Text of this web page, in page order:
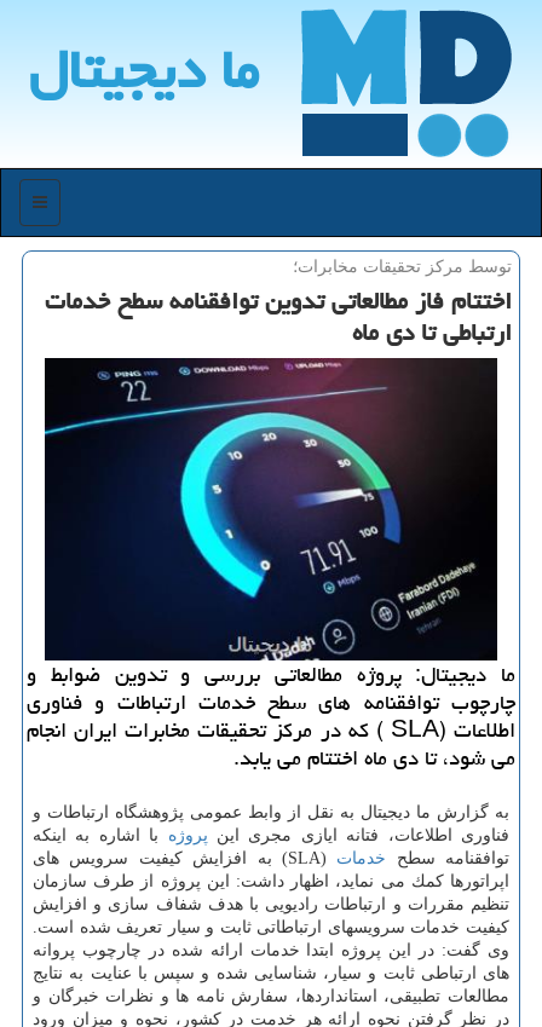
ما دیجیتال
منو
توسط مركز تحقیقات مخابرات؛
اختتام فاز مطالعاتی تدوین توافقنامه سطح خدمات
ارتباطی تا دی ماه
ما دیجیتال: پروژه مطالعاتی بررسی و تدوین ضوابط و
چارچوب توافقنامه های سطح خدمات ارتباطات و فناوری
اطلاعات (SLA ) كه در مركز تحقیقات مخابرات ایران انجام
می شود، تا دی ماه اختتام می یابد.
به گزارش ما دیجیتال به نقل از وابط عمومی پژوهشگاه ارتباطات و
فناوری اطلاعات، فتانه ایازی مجری این پروژه با اشاره به اینكه
توافقنامه سطح خدمات
(SLA) به افزایش كیفیت سرویس های
اپراتورها كمك می نماید، اظهار داشت: این پروژه از طرف سازمان
تنظیم مقررات و ارتباطات رادیویی با هدف شفاف سازی و افزایش
كیفیت خدمات سرویس‏های ارتباطاتی ثابت و سیار تعریف شده است.
وی گفت: در این پروژه ابتدا خدمات ارائه شده در چارچوب پروانه
های ارتباطی ثابت و سیار، شناسایی شده و سپس با عنایت به نتایج
مطالعات تطبیقی، استانداردها، سفارش نامه ‏ها و نظرات خبرگان و
در نظر گرفتن نحوه ارائه هر خدمت در كشور، نحوه و میزان ورود